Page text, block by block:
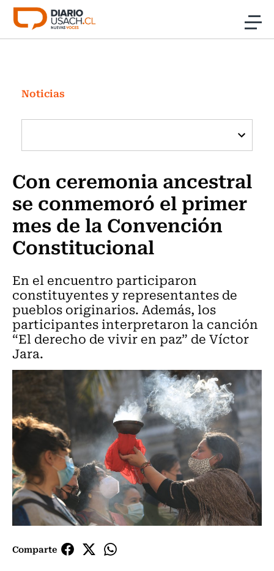
Click acá para ir directamente al contenido
Investigación
Cultura
Programas Radio y TV Usach
Noticias
Con ceremonia ancestral
se conmemoró el primer
mes de la Convención
Constitucional
En el encuentro participaron
constituyentes y representantes de
pueblos originarios. Además, los
participantes interpretaron la canción
“El derecho de vivir en paz” de Víctor
Jara.
Comparte